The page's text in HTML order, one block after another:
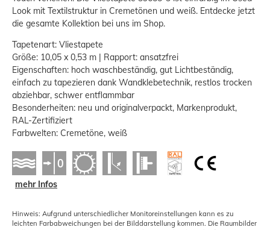
Look mit Textilstruktur in Cremetönen und weiß. Entdecke jetzt
die gesamte Kollektion bei uns im Shop.
Tapetenart: Vliestapete
Größe: 10,05 x 0,53 m | Rapport: ansatzfrei
Eigenschaften: hoch waschbeständig, gut Lichtbeständig,
einfach zu tapezieren dank Wandklebetechnik, restlos trocken
abziehbar, schwer entflammbar
Besonderheiten: neu und originalverpackt, Markenprodukt,
RAL-Zertifiziert
Farbwelten: Cremetöne, weiß
mehr Infos
Hinweis: Aufgrund unterschiedlicher Monitoreinstellungen kann es zu
leichten Farbabweichungen bei der Bilddarstellung kommen. Die Raumbilder